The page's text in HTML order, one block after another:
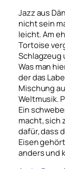
Jazz aus
nicht sein
leicht. Am
Tortoise
Schlagzeug
Was man
der das
Mischung
Weltmusik.
Ein
macht, sich
dafür, dass
Eisen
anders und